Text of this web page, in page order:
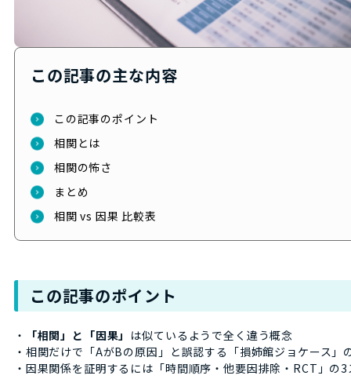
この記事の主な内容
この記事のポイント
相関とは
相関の怖さ
まとめ
相関 vs 因果 比較表
この記事のポイント
・ 「相関」と「因果」 は似ているようで全く違う概念
・相関だけで「AがBの原因」と誤認する「損姉館ジョケース」
・因果関係を証明するには「時間順序・他要因排除・RCT」の